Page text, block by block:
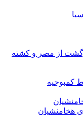
از مصر و کشته
کمبوجیه
هخامنشیان